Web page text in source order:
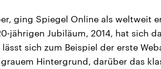
ging Spiegel Online als weltweit
jährigen Jubiläum, 2014, hat sich
sich zum Beispiel der erste
Hintergrund, darüber das